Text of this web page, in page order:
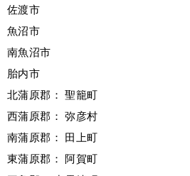
佐渡市
魚沼市
南魚沼市
胎内市
北蒲原郡： 聖籠町
西蒲原郡： 弥彦村
南蒲原郡： 田上町
東蒲原郡： 阿賀町